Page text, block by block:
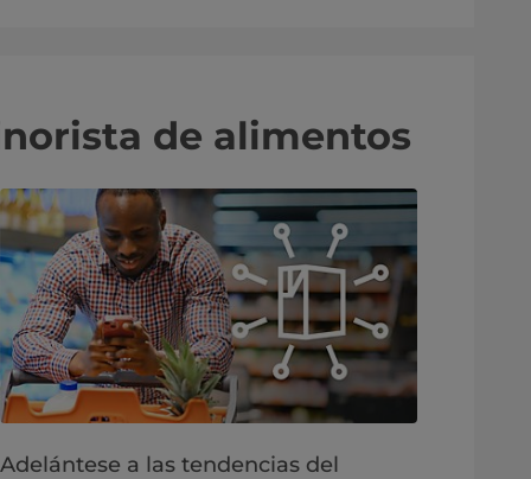
de alimentos
Adelántese a las tendencias del